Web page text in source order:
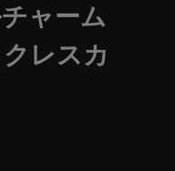
ャーム
レスカ